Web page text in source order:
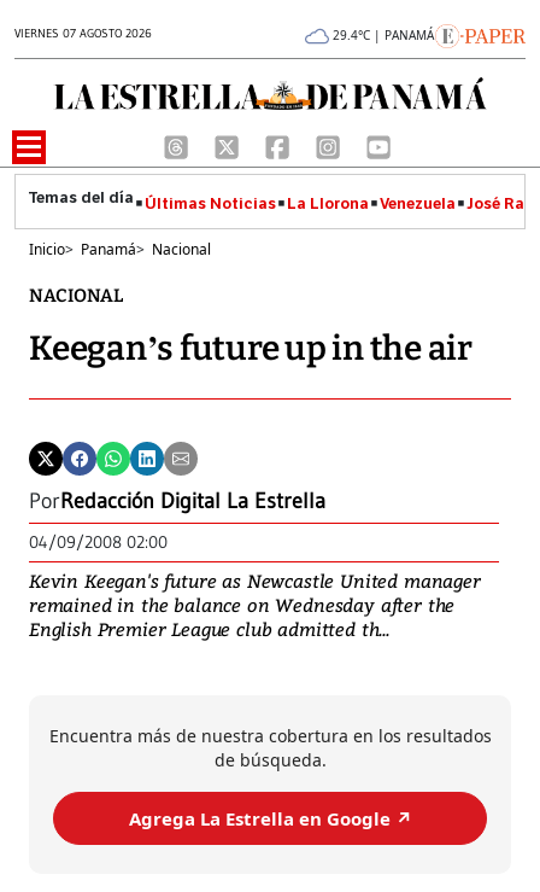
VIERNES 07 AGOSTO 2026 29.4°C | PANAMÁ
Últimas Noticias La Llorona Venezuela José
Inicio> Panamá> Nacional
NACIONAL
Keegan’s future up in the air
PorRedacción Digital La Estrella
04/09/2008 02:00
Kevin Keegan's future as Newcastle United manager
remained in the balance on Wednesday after the
English Premier League club admitted th...
Encuentra más de nuestra cobertura en los resultados
de búsqueda.
Agrega La Estrella en Google ↗️